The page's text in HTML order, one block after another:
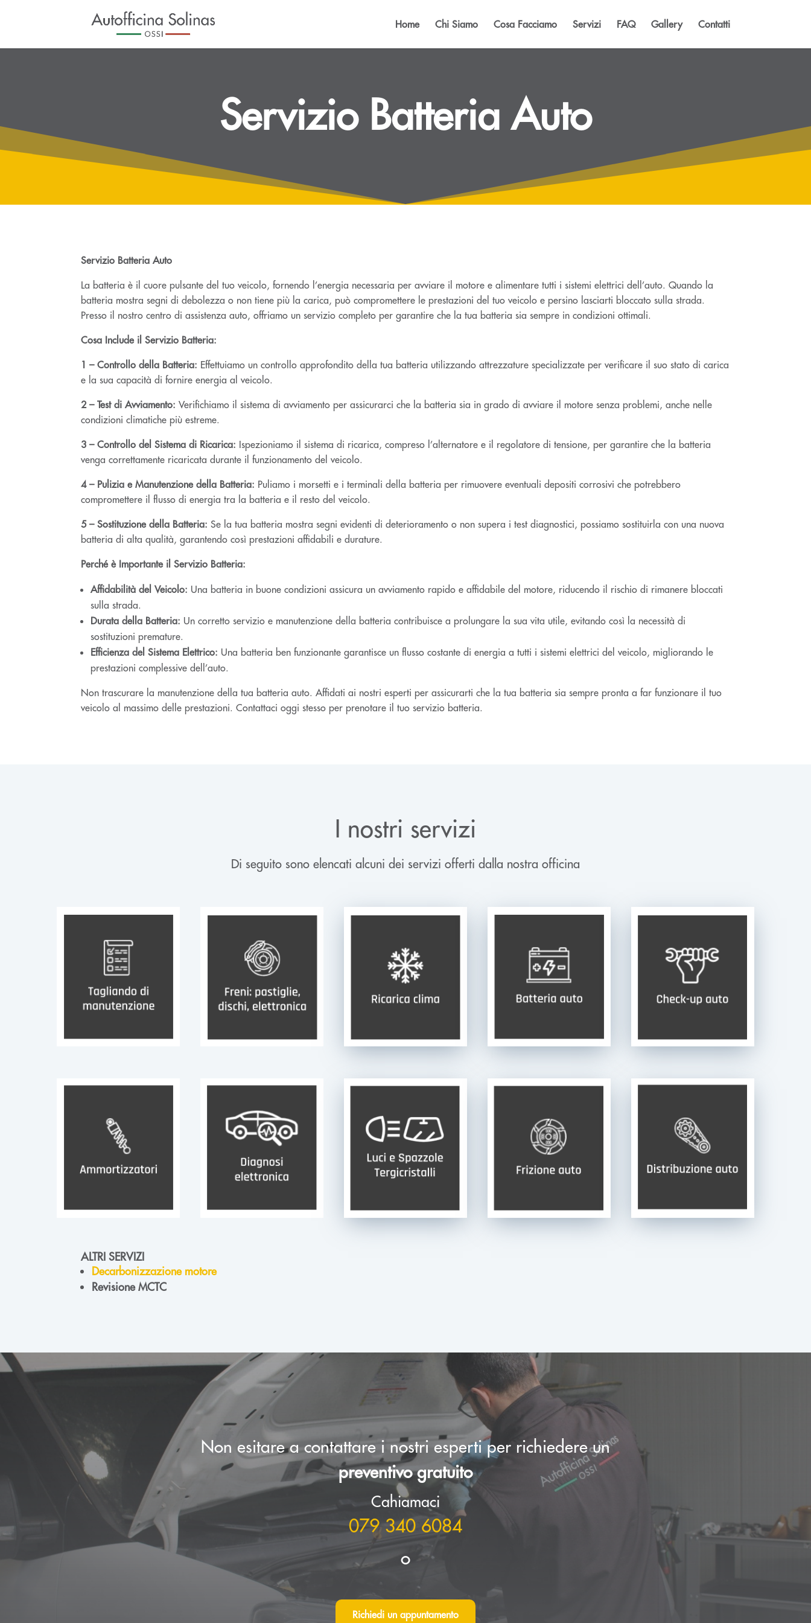
Home Chi Siamo Cosa Facciamo Servizi FAQ Gallery Contatti
Servizio Batteria Auto
Servizio Batteria Auto
La batteria è il cuore pulsante del tuo veicolo, fornendo l’energia necessaria per avviare il motore e alimentare tutti i sistemi elettrici dell’auto. Quando la
batteria mostra segni di debolezza o non tiene più la carica, può compromettere le prestazioni del tuo veicolo e persino lasciarti bloccato sulla strada.
Presso il nostro centro di assistenza auto, offriamo un servizio completo per garantire che la tua batteria sia sempre in condizioni ottimali.
Cosa Include il Servizio Batteria:
1 – Controllo della Batteria: Effettuiamo un controllo approfondito della tua batteria utilizzando attrezzature specializzate per verificare il suo stato di carica
e la sua capacità di fornire energia al veicolo.
2 – Test di Avviamento: Verifichiamo il sistema di avviamento per assicurarci che la batteria sia in grado di avviare il motore senza problemi, anche nelle
condizioni climatiche più estreme.
3 – Controllo del Sistema di Ricarica: Ispezioniamo il sistema di ricarica, compreso l’alternatore e il regolatore di tensione, per garantire che la batteria
venga correttamente ricaricata durante il funzionamento del veicolo.
4 – Pulizia e Manutenzione della Batteria: Puliamo i morsetti e i terminali della batteria per rimuovere eventuali depositi corrosivi che potrebbero
compromettere il flusso di energia tra la batteria e il resto del veicolo.
5 – Sostituzione della Batteria: Se la tua batteria mostra segni evidenti di deterioramento o non supera i test diagnostici, possiamo sostituirla con una nuova
batteria di alta qualità, garantendo così prestazioni affidabili e durature.
Perché è Importante il Servizio Batteria:
Affidabilità del Veicolo: Una batteria in buone condizioni assicura un avviamento rapido e affidabile del motore, riducendo il rischio di rimanere bloccati
sulla strada.
Durata della Batteria: Un corretto servizio e manutenzione della batteria contribuisce a prolungare la sua vita utile, evitando così la necessità di
sostituzioni premature.
Efficienza del Sistema Elettrico: Una batteria ben funzionante garantisce un flusso costante di energia a tutti i sistemi elettrici del veicolo, migliorando le
prestazioni complessive dell’auto.
Non trascurare la manutenzione della tua batteria auto. Affidati ai nostri esperti per assicurarti che la tua batteria sia sempre pronta a far funzionare il tuo
veicolo al massimo delle prestazioni. Contattaci oggi stesso per prenotare il tuo servizio batteria.
I nostri servizi
Di seguito sono elencati alcuni dei servizi offerti dalla nostra officina
ALTRI SERVIZI
Decarbonizzazione motore
Revisione MCTC
Non esitare a contattare i nostri esperti per richiedere un
preventivo gratuito
Cahiamaci
079 340 6084
o
Richiedi un appuntamento